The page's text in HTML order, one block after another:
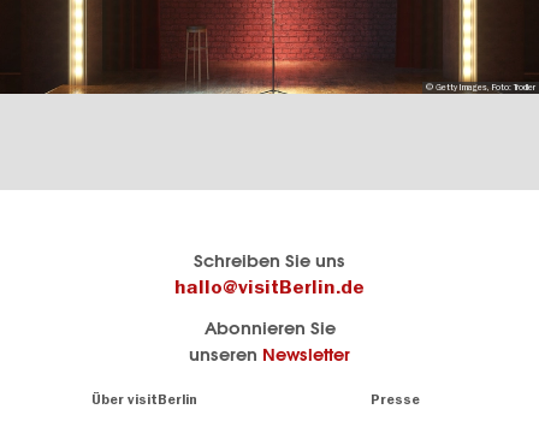
© Getty Images, Foto: Trodler
Schreiben Sie uns
hallo@visitBerlin.de
Abonnieren Sie
unseren Newsletter
Über visitBerlin Presse
sind